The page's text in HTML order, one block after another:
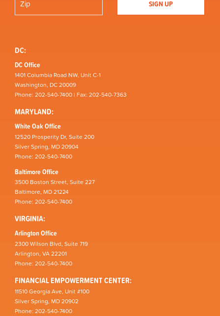
DC:
DC Office
1401 Columbia Road NW, Unit C-1
Washington, DC 20009
Phone: 202-540-7400 | Fax: 202-540-7363
MARYLAND:
White Oak Office
12520 Prosperity Dr, Suite 200
Silver Spring, MD 20904
Phone: 202-540-7400
Baltimore Office
3500 Boston Street, Suite 227
Baltimore, MD 21224
Phone: 202-540-7400
VIRGINIA:
Arlington Office
2300 Wilson Blvd, Suite 719
Arlington, VA 22201
Phone: 202-540-7400
FINANCIAL EMPOWERMENT CENTER:
11510 Georgia Ave, Unit #100
Silver Spring, MD 20902
Phone: 202-540-7400